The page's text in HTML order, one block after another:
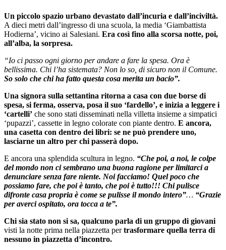
Un piccolo spazio urbano devastato dall’incuria e dall’inciviltà.
A dieci metri dall’ingresso di una scuola, la media ‘Giambattista
Hodierna’, vicino ai Salesiani. Era così fino alla scorsa notte, poi,
all’alba, la sorpresa.
“Io ci passo ogni giorno per andare a fare la spesa. Ora è
bellissima. Chi l’ha sistemata? Non lo so, di sicuro non il Comune.
So solo che chi ha fatto questa cosa merita un bacio”.
Una signora sulla settantina ritorna a casa con due borse di
spesa, si ferma, osserva, posa il suo ‘fardello’, e inizia a leggere i
‘cartelli’ che sono stati disseminati nella villetta insieme a simpatici
‘pupazzi’, cassette in legno colorate con piante dentro. E ancora,
una casetta con dentro dei libri: se ne può prendere uno,
lasciarne un altro per chi passerà dopo.
E ancora una splendida scultura in legno. “Che poi, a noi, le colpe
del mondo non ci sembrano una buona ragione per limitarci a
denunciare senza fare niente. Noi facciamo! Quel poco che
possiamo fare, che poi è tanto, che poi è tutto!!! Chi pulisce
difronte casa propria è come se pulisse il mondo intero”… “Grazie
per averci ospitato, ora tocca a te”.
Chi sia stato non si sa, qualcuno parla di un gruppo di giovani
visti la notte prima nella piazzetta pertrasformare quella terra di
nessuno in piazzetta d’incontro.